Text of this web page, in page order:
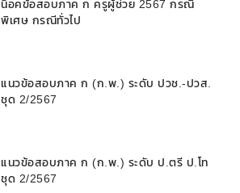
น็อคข้อสอบภาค ก ครูผู้ช่วย 2567 กรณี
พิเศษ กรณีทั่วไป
แนวข้อสอบภาค ก (ก.พ.) ระดับ ปวช.-ปวส.
ชุด 2/2567
แนวข้อสอบภาค ก (ก.พ.) ระดับ ป.ตรี ป.โท
ชุด 2/2567